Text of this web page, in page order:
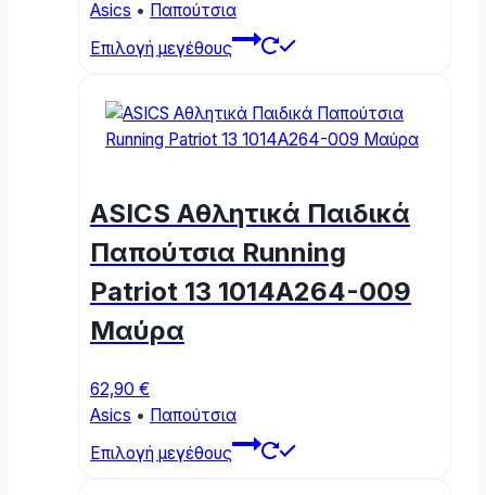
Asics • Παπούτσια
Επιλογή μεγέθους
This
multiple
variants.
may
be
chosen
on
ASICS Αθλητικά Παιδικά
Παπούτσια Running
Patriot 13 1014A264-009
Μαύρα
62,90 €
Asics • Παπούτσια
Επιλογή μεγέθους
This